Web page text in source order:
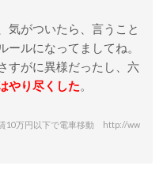
気がついたら、言うこと
ルになってましてね。
すがに異様だったし、六
やり尽くした。
10万円以下で電車移動 http://ww